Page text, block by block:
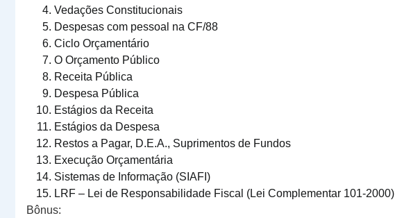
Vedações Constitucionais
Despesas com pessoal na CF/88
Ciclo Orçamentário
O Orçamento Público
Receita Pública
Despesa Pública
Estágios da Receita
Estágios da Despesa
Restos a Pagar, D.E.A., Suprimentos de Fundos
Execução Orçamentária
Sistemas de Informação (SIAFI)
LRF – Lei de Responsabilidade Fiscal (Lei Complementar 101-2000)
Bônus: